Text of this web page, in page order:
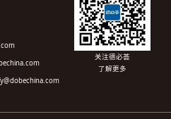
关注德必荟
了解更多